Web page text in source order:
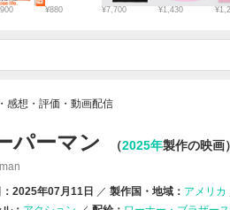
¥880 ¥7,700 ¥1,430
感想・評価・動画配信
パーマン （2025年製作の映画）
2025年07月11日
製作国・地域： アメリカ